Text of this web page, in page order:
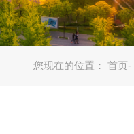
您现在的位置： 首页-